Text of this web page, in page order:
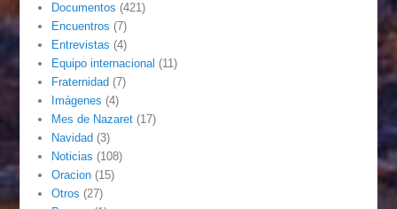
Documentos (421)
Encuentros (7)
Entrevistas (4)
Equipo internacional (11)
Fraternidad (7)
Imágenes (4)
Mes de Nazaret (17)
Navidad (3)
Noticias (108)
Oracion (15)
Otros (27)